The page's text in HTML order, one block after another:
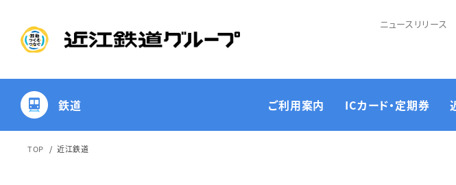
ニュースリリース
鉄道 ご利用案内 ICカード・定期券
TOP 近江鉄道